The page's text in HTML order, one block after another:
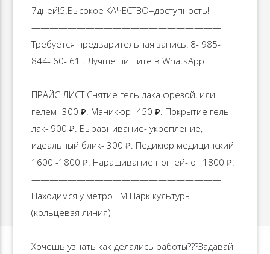
7дней!5.Высокое КАЧЕСТВО=доступность!
—————————————————————
Требуется предварительная запись! 8- 985-
844- 60- 61 . Лучше пишите в WhatsApp
—————————————————————
ПРАЙС-ЛИСТ Снятие гель лака фрезой, или
гелем- 300 ₽. Маникюр- 450 ₽. Покрытие гель
лак- 900 ₽. Выравнивание- укрепление,
идеальный блик- 300 ₽. Педикюр медицинский
1600 -1800 ₽. Наращивание ногтей- от 1800 ₽.
—————————————————————
Находимся у метро . М.Парк культуры .
(кольцевая линия)
—————————————————————
Хочешь узнать как делались работы??‍?Задавай